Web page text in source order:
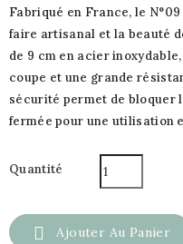
Fabriqué en France, le
faire artisanal et la beauté
de 9 cm en acier
coupe et une grande
sécurité permet de bloquer
fermée pour une utilisation
Quantité
 Ajouter Au Panier